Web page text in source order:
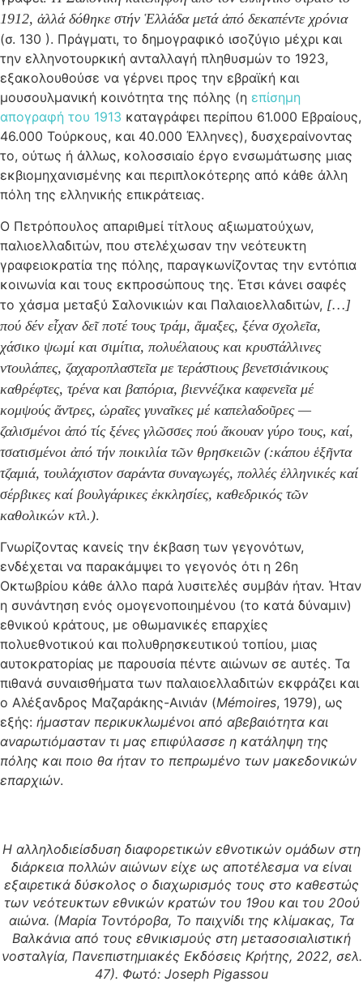
1912, ἀλλά δόθηκε στήν Ἑλλάδα μετά ἀπό δεκαπέντε χρόνια
(σ. 130 ). Πράγματι, το δημογραφικό ισοζύγιο μέχρι και
την ελληνοτουρκική ανταλλαγή πληθυσμών το 1923,
εξακολουθούσε να γέρνει προς την εβραϊκή και
μουσουλμανική κοινότητα της πόλης (η επίσημη
απογραφή του 1913 καταγράφει περίπου 61.000 Εβραίους,
46.000 Τούρκους, και 40.000 Έλληνες), δυσχεραίνοντας
το, ούτως ή άλλως, κολοσσιαίο έργο ενσωμάτωσης μιας
εκβιομηχανισμένης και περιπλοκότερης από κάθε άλλη
πόλη της ελληνικής επικράτειας.
Ο Πετρόπουλος απαριθμεί τίτλους αξιωματούχων,
παλιοελλαδιτών, που στελέχωσαν την νεότευκτη
γραφειοκρατία της πόλης, παραγκωνίζοντας την εντόπια
κοινωνία και τους εκπροσώπους της. Έτσι κάνει σαφές
το χάσμα μεταξύ Σαλονικιών και Παλαιοελλαδιτών, […]
πού δέν εἶχαν δεῖ ποτέ τους τράμ, ἄμαξες, ξένα σχολεῖα,
χάσικο ψωμί και σιμίτια, πολυέλαιους και κρυστάλλινες
ντουλάπες, ζαχαροπλαστεῖα με τεράστιους βενετσιάνικους
καθρέφτες, τρένα και βαπόρια, βιεννέζικα καφενεῖα μέ
κομψούς ἄντρες, ὡραῖες γυναῖκες μέ καπελαδοῦρες —
ζαλισμένοι ἀπό τίς ξένες γλῶσσες πού ἄκουαν γύρο τους, καί,
τσατισμένοι ἀπό τήν ποικιλία τῶν θρησκειῶν (:κάπου ἑξῆντα
τζαμιά, τουλάχιστον σαράντα συναγωγές, πολλές ἑλληνικές καί
σέρβικες καί βουλγάρικες ἐκκλησίες, καθεδρικός τῶν
καθολικών κτλ.).
Γνωρίζοντας κανείς την έκβαση των γεγονότων,
ενδέχεται να παρακάμψει το γεγονός ότι η 26η
Οκτωβρίου κάθε άλλο παρά λυσιτελές συμβάν ήταν. Ήταν
η συνάντηση ενός ομογενοποιημένου (το κατά δύναμιν)
εθνικού κράτους, με οθωμανικές επαρχίες
πολυεθνοτικού και πολυθρησκευτικού τοπίου, μιας
αυτοκρατορίας με παρουσία πέντε αιώνων σε αυτές. Τα
πιθανά συναισθήματα των παλαιοελλαδιτών εκφράζει και
ο Αλέξανδρος Μαζαράκης-Αινιάν (Mémoires, 1979), ως
εξής: ήμασταν περικυκλωμένοι από αβεβαιότητα και
αναρωτιόμασταν τι μας επιφύλασσε η κατάληψη της
πόλης και ποιο θα ήταν το πεπρωμένο των μακεδονικών
επαρχιών.
Η αλληλοδιείσδυση διαφορετικών εθνοτικών ομάδων στη
διάρκεια πολλών αιώνων είχε ως αποτέλεσμα να είναι
εξαιρετικά δύσκολος ο διαχωρισμός τους στο καθεστώς
των νεότευκτων εθνικών κρατών του 19ου και του 20ού
αιώνα. (Μαρία Τοντόροβα, Το παιχνίδι της κλίμακας, Τα
Βαλκάνια από τους εθνικισμούς στη μετασοσιαλιστική
νοσταλγία, Πανεπιστημιακές Εκδόσεις Κρήτης, 2022, σελ.
47). Φωτό: Joseph Pigassou